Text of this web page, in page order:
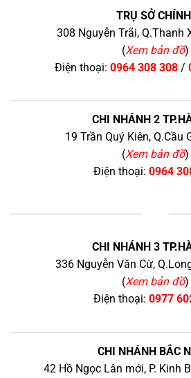
TRỤ SỞ
308 Nguyễn Trãi, Q.Thanh
(Xem bản đồ)
Điện thoại: 0964 308 308/
CHI NHÁNH 2
19 Trần Quý Kiên, Q.Cầu
(Xem bản đồ)
Điện thoại: 0964
CHI NHÁNH 3
336 Nguyễn Văn Cừ,
(Xem bản đồ)
Điện thoại: 0977
CHI NHÁNH BẮC
42 Hồ Ngọc Lân mới, P. Kinh